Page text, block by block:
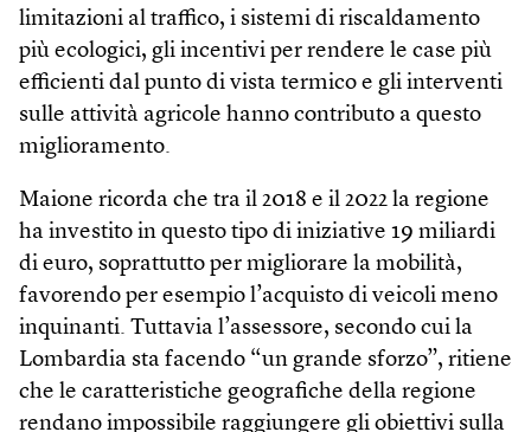
limitazioni al traffico, i sistemi di riscaldamento
più ecologici, gli incentivi per rendere le case più
efficienti dal punto di vista termico e gli interventi
sulle attività agricole hanno contributo a questo
miglioramento.
Maione ricorda che tra il 2018 e il 2022 la regione
ha investito in questo tipo di iniziative 19 miliardi
di euro, soprattutto per migliorare la mobilità,
favorendo per esempio l’acquisto di veicoli meno
inquinanti. Tuttavia l’assessore, secondo cui la
Lombardia sta facendo “un grande sforzo”, ritiene
che le caratteristiche geografiche della regione
rendano impossibile raggiungere gli obiettivi sulla